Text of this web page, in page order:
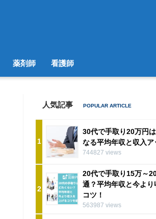
薬剤師 看護師
人気記事
1
30代で手取り20万円
なる平均年収と収入ア
744827 views
2
20代で手取り15万～
通？平均年収と今より
コツ！
563987 views